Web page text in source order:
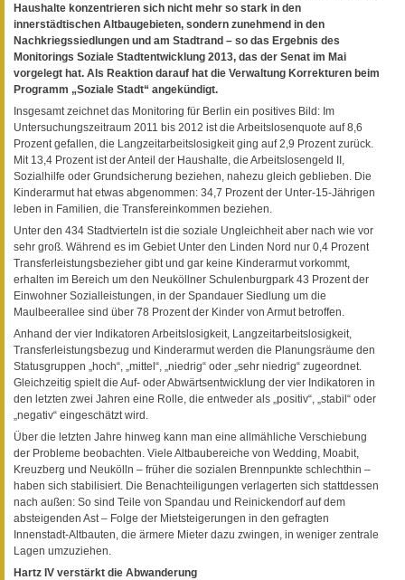
Haushalte konzentrieren sich nicht mehr so stark in den
innerstädtischen Altbaugebieten, sondern zunehmend in den
Nachkriegssiedlungen und am Stadtrand – so das Ergebnis des
Monitorings Soziale Stadtentwicklung 2013, das der Senat im Mai
vorgelegt hat. Als Reaktion darauf hat die Verwaltung Korrekturen beim
Programm „Soziale Stadt“ angekündigt.
Insgesamt zeichnet das Monitoring für Berlin ein positives Bild: Im
Untersuchungszeitraum 2011 bis 2012 ist die Arbeitslosenquote auf 8,6
Prozent gefallen, die Langzeitarbeitslosigkeit ging auf 2,9 Prozent zurück.
Mit 13,4 Prozent ist der Anteil der Haushalte, die Arbeitslosengeld II,
Sozialhilfe oder Grundsicherung beziehen, nahezu gleich geblieben. Die
Kinderarmut hat etwas abgenommen: 34,7 Prozent der Unter-15-Jährigen
leben in Familien, die Transfereinkommen beziehen.
Unter den 434 Stadtvierteln ist die soziale Ungleichheit aber nach wie vor
sehr groß. Während es im Gebiet Unter den Linden Nord nur 0,4 Prozent
Transferleistungsbezieher gibt und gar keine Kinderarmut vorkommt,
erhalten im Bereich um den Neuköllner Schulenburgpark 43 Prozent der
Einwohner Sozialleistungen, in der Spandauer Siedlung um die
Maulbeerallee sind über 78 Prozent der Kinder von Armut betroffen.
Anhand der vier Indikatoren Arbeitslosigkeit, Langzeitarbeitslosigkeit,
Transferleistungsbezug und Kinderarmut werden die Planungsräume den
Statusgruppen „hoch“, „mittel“, „niedrig“ oder „sehr niedrig“ zugeordnet.
Gleichzeitig spielt die Auf- oder Abwärtsentwicklung der vier Indikatoren in
den letzten zwei Jahren eine Rolle, die entweder als „positiv“, „stabil“ oder
„negativ“ eingeschätzt wird.
Über die letzten Jahre hinweg kann man eine allmähliche Verschiebung
der Probleme beobachten. Viele Altbaubereiche von Wedding, Moabit,
Kreuzberg und Neukölln – früher die sozialen Brennpunkte schlechthin –
haben sich stabilisiert. Die Benachteiligungen verlagerten sich stattdessen
nach außen: So sind Teile von Spandau und Reinickendorf auf dem
absteigenden Ast – Folge der Mietsteigerungen in den gefragten
Innenstadt-Altbauten, die ärmere Mieter dazu zwingen, in weniger zentrale
Lagen umzuziehen.
Hartz IV verstärkt die Abwanderung